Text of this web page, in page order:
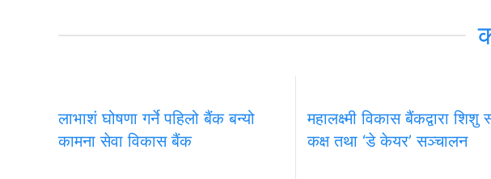
लाभाशं घोषणा गर्ने पहिलो बैंक बन्यो
कामना सेवा विकास बैंक
महालक्ष्मी विकास बैंकद्वारा शिशु
कक्ष तथा ‘डे केयर’ सञ्चालन